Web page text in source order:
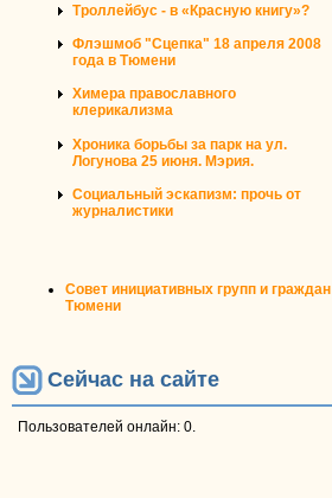
Троллейбус - в «Красную книгу»?
Флэшмоб "Сцепка" 18 апреля 2008
года в Тюмени
Химера православного
клерикализма
Хроника борьбы за парк на ул.
Логунова 25 июня. Мэрия.
Социальный эскапизм: прочь от
журналистики
Совет инициативных групп и граждан
Тюмени
Сейчас на сайте
Пользователей онлайн: 0.